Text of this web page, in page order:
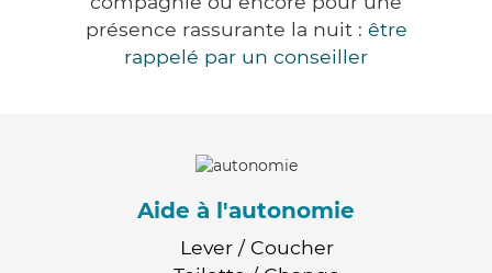
présence rassurante la nuit : être
rappelé par un conseiller
Aide à l'autonomie
Lever / Coucher